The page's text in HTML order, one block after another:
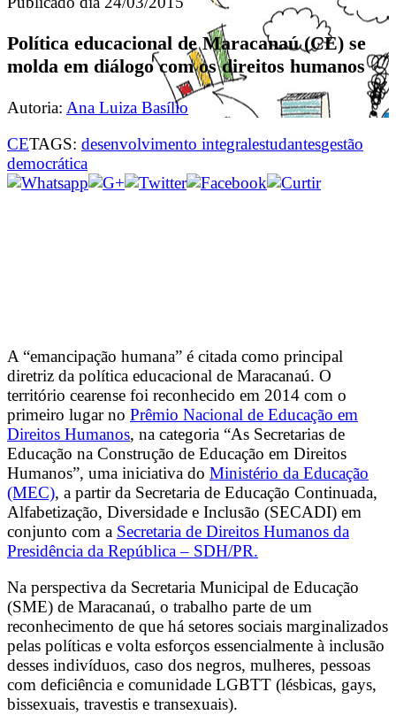
Política educacional de Maracanaú (CE) se
molda em diálogo com os direitos humanos
Autoria: Ana Luiza Basílio
CETAGS: desenvolvimento integralestudantesgestão
democrática
A “emancipação humana” é citada como principal
diretriz da política educacional de Maracanaú. O
território cearense foi reconhecido em 2014 com o
primeiro lugar no Prêmio Nacional de Educação em
Direitos Humanos, na categoria “As Secretarias de
Educação na Construção de Educação em Direitos
Humanos”, uma iniciativa do Ministério da Educação
(MEC), a partir da Secretaria de Educação Continuada,
Alfabetização, Diversidade e Inclusão (SECADI) em
conjunto com a Secretaria de Direitos Humanos da
Presidência da República – SDH/PR.
Na perspectiva da Secretaria Municipal de Educação
(SME) de Maracanaú, o trabalho parte de um
reconhecimento de que há setores sociais marginalizados
pelas políticas e volta esforços essencialmente à inclusão
desses indivíduos, caso dos negros, mulheres, pessoas
com deficiência e comunidade LGBTT (lésbicas, gays,
bissexuais, travestis e transexuais).